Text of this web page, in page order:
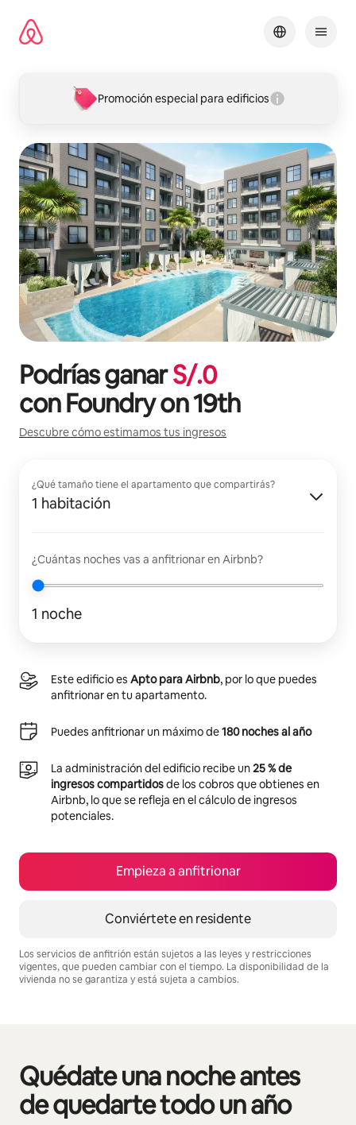
contenido
Promoción especial para edificios
Podrías ganarS/.0
conFoundry on 19th
Descubre cómo estimamos tus ingresos
¿Qué tamaño tiene el apartamento que compartirás?
1 habitación
¿Cuántas noches vas a anfitrionar en Airbnb?
1 noche
Este edificio es Apto para Airbnb, por lo que puedes
anfitrionar en tu apartamento.
Puedes anfitrionar un máximo de180 noches al año
La administración del edificio recibe un25 % de
ingresos compartidosde los cobros que obtienes en
Airbnb, lo que se refleja en el cálculo de ingresos
potenciales.
Empieza a anfitrionar
Conviértete en residente
Los servicios de anfitrión están sujetos a las leyes y restricciones
vigentes, que pueden cambiar con el tiempo. La disponibilidad de la
vivienda no se garantiza y está sujeta a cambios.
Quédate una noche antes
de quedarte todo un año
Se muestran0 de 0 elementos